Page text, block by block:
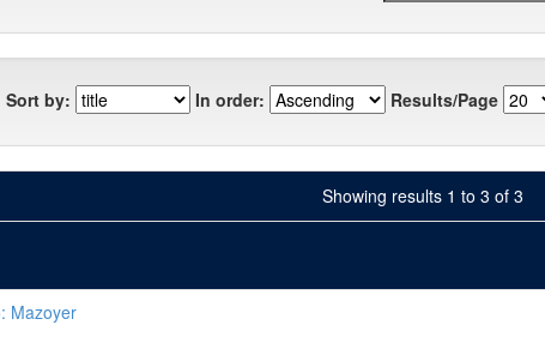
Sort by: In order: Results/Page
Showing results 1 to 3 of 3
Mazoyer